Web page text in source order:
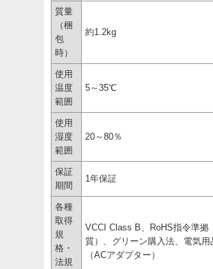
質量
（梱
包
時）
約1.2kg
使用
温度
範囲
5～35℃
使用
湿度
範囲
20～80％
保証
期間
1年保証
各種
取得
規
格・
法規
VCCI Class B、RoHS指令準拠
質）、グリーン購入法、電気用
（ACアダプター）